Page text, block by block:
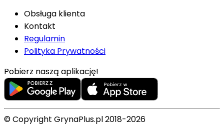
Obsługa klienta
Kontakt
Regulamin
Polityka Prywatności
Pobierz naszą aplikację!
© Copyright GrynaPlus.pl 2018-2026